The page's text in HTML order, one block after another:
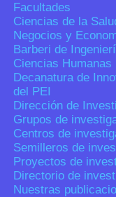
Facultades
Ciencias de la
Negocios y
Barberi de
Ciencias Humanas
Decanatura de
del PEI
Dirección de
Grupos de
Centros de
Semilleros de
Proyectos de
Directorio de
Nuestras